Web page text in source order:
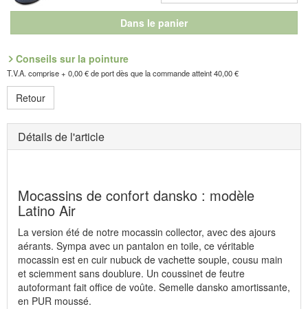
Dans le panier
Conseils sur la pointure
T.V.A. comprise + 0,00 € de port dès que la commande atteint 40,00 €
Retour
Détails de l'article
Mocassins de confort dansko : modèle
Latino Air
La version été de notre mocassin collector, avec des ajours
aérants. Sympa avec un pantalon en toile, ce véritable
mocassin est en cuir nubuck de vachette souple, cousu main
et sciemment sans doublure. Un coussinet de feutre
autoformant fait office de voûte. Semelle dansko amortissante,
en PUR moussé.